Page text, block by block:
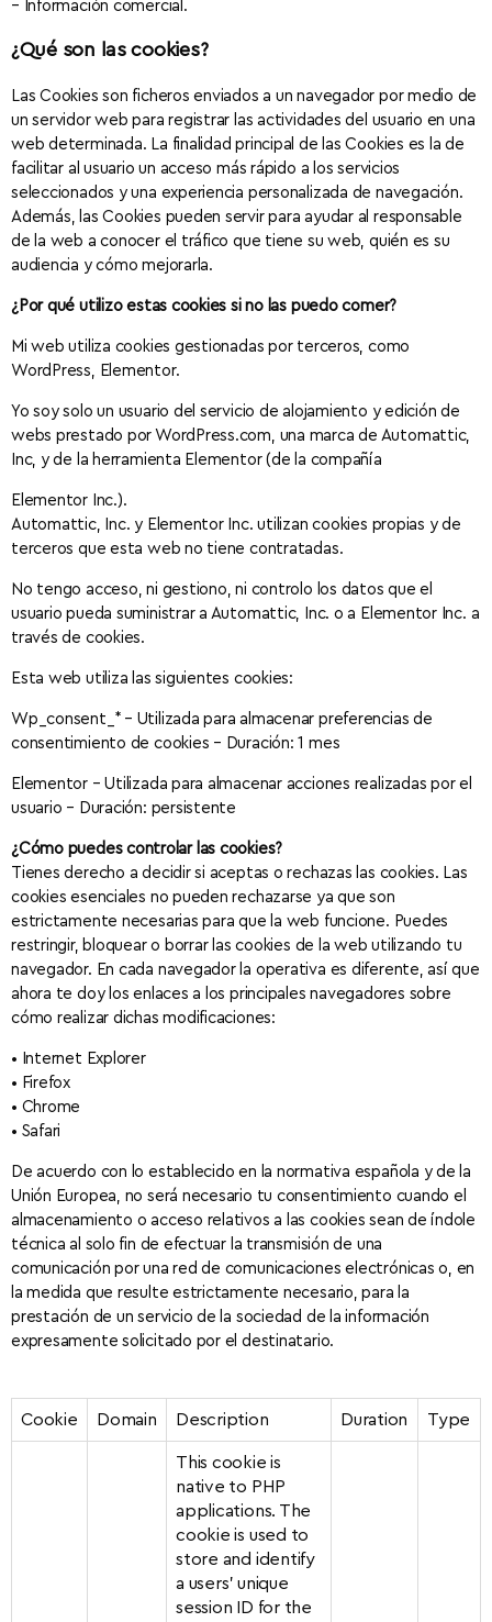
– Información comercial.
¿Qué son las cookies?
Las Cookies son ficheros enviados a un navegador por medio de
un servidor web para registrar las actividades del usuario en una
web determinada. La finalidad principal de las Cookies es la de
facilitar al usuario un acceso más rápido a los servicios
seleccionados y una experiencia personalizada de navegación.
Además, las Cookies pueden servir para ayudar al responsable
de la web a conocer el tráfico que tiene su web, quién es su
audiencia y cómo mejorarla.
¿Por qué utilizo estas cookies si no las puedo comer?
Mi web utiliza cookies gestionadas por terceros, como
WordPress, Elementor.
Yo soy solo un usuario del servicio de alojamiento y edición de
webs prestado por WordPress.com, una marca de Automattic,
Inc, y de la herramienta Elementor (de la compañía
Elementor Inc.).
Automattic, Inc. y Elementor Inc. utilizan cookies propias y de
terceros que esta web no tiene contratadas.
No tengo acceso, ni gestiono, ni controlo los datos que el
usuario pueda suministrar a Automattic, Inc. o a Elementor Inc. a
través de cookies.
Esta web utiliza las siguientes cookies:
Wp_consent_* – Utilizada para almacenar preferencias de
consentimiento de cookies – Duración: 1 mes
Elementor – Utilizada para almacenar acciones realizadas por el
usuario – Duración: persistente
¿Cómo puedes controlar las cookies?
Tienes derecho a decidir si aceptas o rechazas las cookies. Las
cookies esenciales no pueden rechazarse ya que son
estrictamente necesarias para que la web funcione. Puedes
restringir, bloquear o borrar las cookies de la web utilizando tu
navegador. En cada navegador la operativa es diferente, así que
ahora te doy los enlaces a los principales navegadores sobre
cómo realizar dichas modificaciones:
• Internet Explorer
• Firefox
• Chrome
• Safari
De acuerdo con lo establecido en la normativa española y de la
Unión Europea, no será necesario tu consentimiento cuando el
almacenamiento o acceso relativos a las cookies sean de índole
técnica al solo fin de efectuar la transmisión de una
comunicación por una red de comunicaciones electrónicas o, en
la medida que resulte estrictamente necesario, para la
prestación de un servicio de la sociedad de la información
expresamente solicitado por el destinatario.
Cookie Domain Description Duration Type
This cookie is
native to PHP
applications. The
cookie is used to
store and identify
a users’ unique
session ID for the